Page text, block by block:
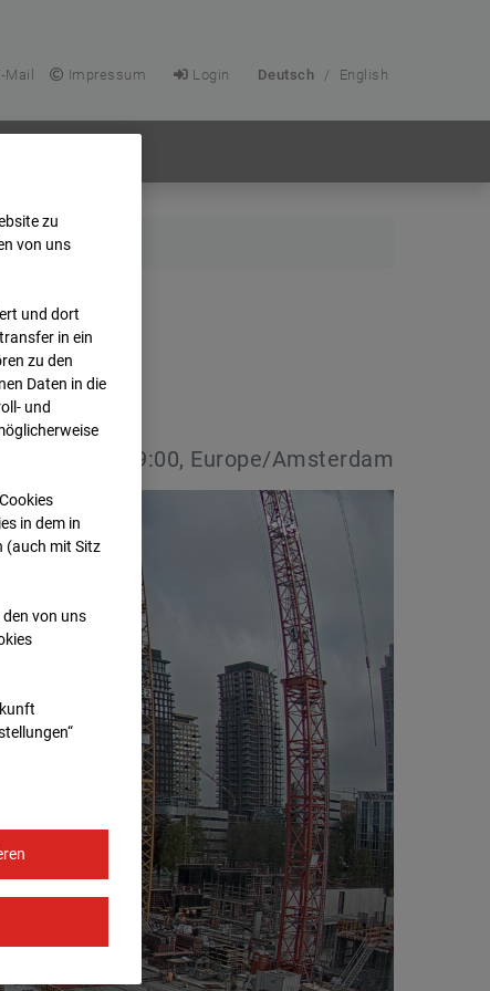
Mail Impressum Login Deutsch / English
23.04.2026 09:00, Europe/Amsterdam
zu
von uns
und dort
in ein
zu den
Daten in die
und
in dem in
(auch mit Sitz
den von uns